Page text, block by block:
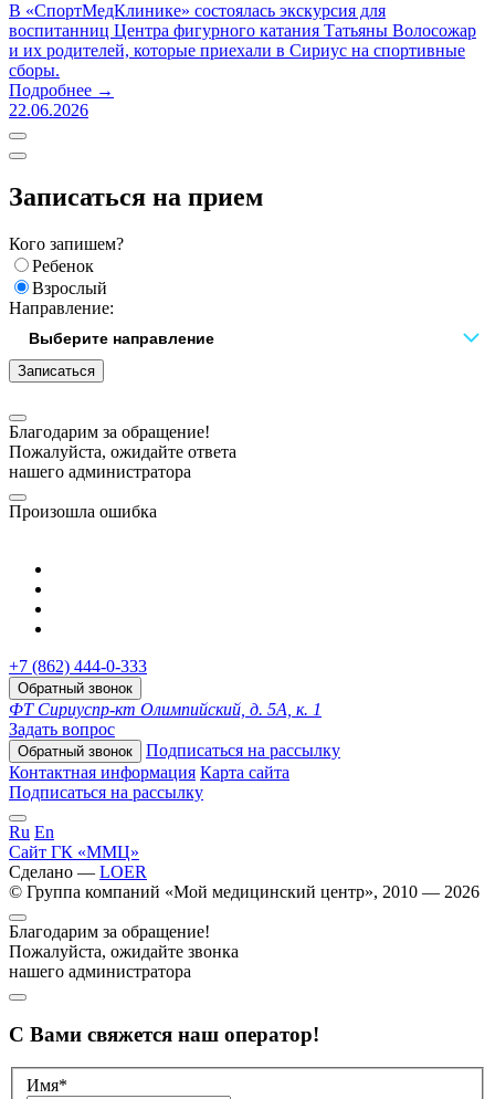
В «СпортМедКлинике» состоялась экскурсия для
воспитанниц Центра фигурного катания Татьяны Волосожар
и их родителей, которые приехали в Сириус на спортивные
сборы.
Подробнее →
22.06.2026
Записаться на прием
Кого запишем?
Ребенок
Взрослый
Направление:
Записаться
Благодарим за обращение!
Пожалуйста, ожидайте ответа
нашего администратора
Произошла ошибка
+7 (862) 444-0-333
Обратный звонок
ФТ Сириуспр-кт Олимпийский, д. 5А, к. 1
Задать вопрос
Обратный звонок
Подписаться на рассылку
Контактная информация Карта сайта
Подписаться на рассылку
Ru En
Сайт ГК «ММЦ»
Сделано — LOER
© Группа компаний «Мой медицинский центр», 2010 — 2026
Благодарим за обращение!
Пожалуйста, ожидайте звонка
нашего администратора
С Вами свяжется наш оператор!
Имя*